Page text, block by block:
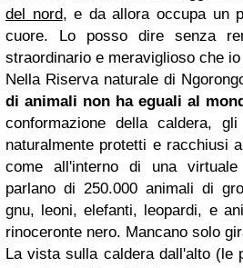
del nord, e da allora occupa un
cuore. Lo posso dire senza
straordinario e meraviglioso che
Nella Riserva naturale di
di animali non ha eguali al
conformazione della caldera,
naturalmente protetti e racchiusi
come all'interno di una
parlano di 250.000 animali di
gnu, leoni, elefanti, leopardi, e
rinoceronte nero. Mancano solo
La vista sulla caldera dall'alto (le